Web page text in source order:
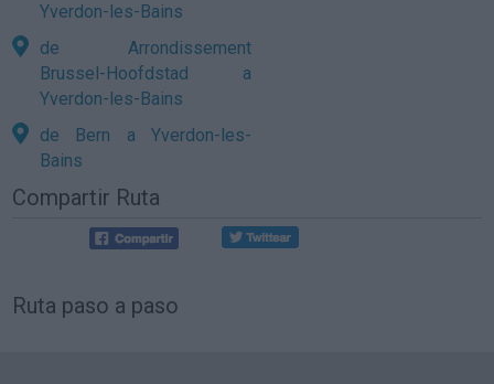
Yverdon-les-Bains
de Arrondissement
Brussel-Hoofdstad a
Yverdon-les-Bains
de Bern a Yverdon-les-
Bains
Compartir Ruta
Ruta paso a paso